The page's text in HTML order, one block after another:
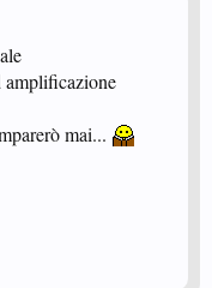
amplificazione
mai...